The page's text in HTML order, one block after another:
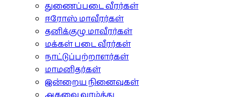
துணைப்படை வீரர்கள்
ஈரோஸ் மாவீரர்கள்
தனிக்குழு மாவீரர்கள்
மக்கள் படை வீரர்கள்
நாட்டுப்பற்றாளர்கள்
மாமனிதர்கள்
இன்றைய நினைவுகள்